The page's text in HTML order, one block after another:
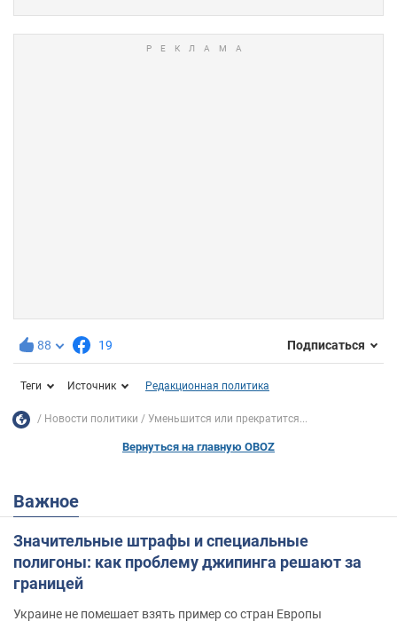
88 19 Подписаться
Теги Источник Редакционная политика
Новости политики Уменьшится или прекратится...
Вернуться на главную OBOZ
Важное
Значительные штрафы и специальные
полигоны: как проблему джипинга решают за
границей
Украине не помешает взять пример со стран Европы